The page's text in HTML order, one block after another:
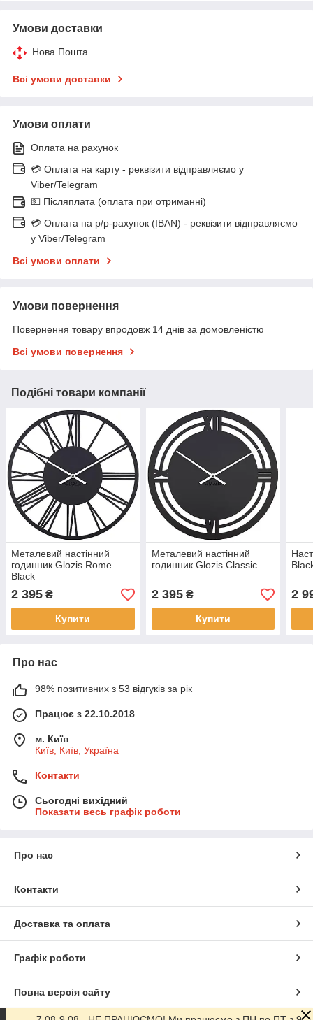
Умови доставки
Нова Пошта
Всі умови доставки
Умови оплати
Оплата на рахунок
💳 Оплата на карту - реквізити відправляємо у
Viber/Telegram
💵 Післяплата (оплата при отриманні)
💳 Оплата на р/р-рахунок (IBAN) - реквізити відправляємо
у Viber/Telegram
Всі умови оплати
Умови повернення
Повернення товару впродовж 14 днів за домовленістю
Всі умови повернення
Подібні товари компанії
Металевий настінний
годинник Glozis Rome
Black
2 395 ₴
Купити
Металевий настінний
годинник Glozis Classic
2 395₴
Купити
2
Про нас
98% позитивних з 53 відгуків за рік
Працює з 22.10.2018
м. Київ
Київ, Київ, Україна
Контакти
Сьогодні вихідний
Показати весь графік роботи
Про нас
Контакти
Доставка та оплата
Графік роботи
Повна версія сайту